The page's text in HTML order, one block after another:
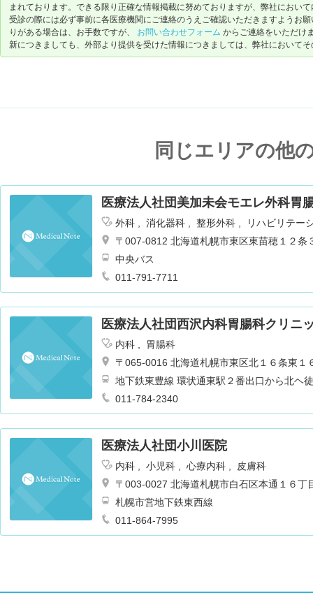
まれております。できる限り正確な情報掲載に努めておりますが、弊社におい
受診の際には必ず事前に各医療機関にご連絡のうえご確認いただきますようお
りがある場合は、お手数ですが、 お問い合わせフォーム からご連絡をいただけ
新につきましても、外部より提供を受けた情報につきましては、弊社において
同じエリアの他
医療法人社団美加未会モエレ外科胃
外科 消化器科 整形外科
リハビリテー
〒007-0812 北海道札幌市東区東苗穂１２条
中央バス
011-791-7711
医療法人社団西沢内科胃腸科クリニ
内科
胃腸科
〒065-0016 北海道札幌市東区北１６条東
地下鉄東豊線 環状通東駅２番出口から北ヘ
011-784-2340
医療法人社団小川医院
内科 小児科 心療内科
皮膚科
〒003-0027 北海道札幌市白石区本通１６丁
札幌市営地下鉄東西線
011-864-7995